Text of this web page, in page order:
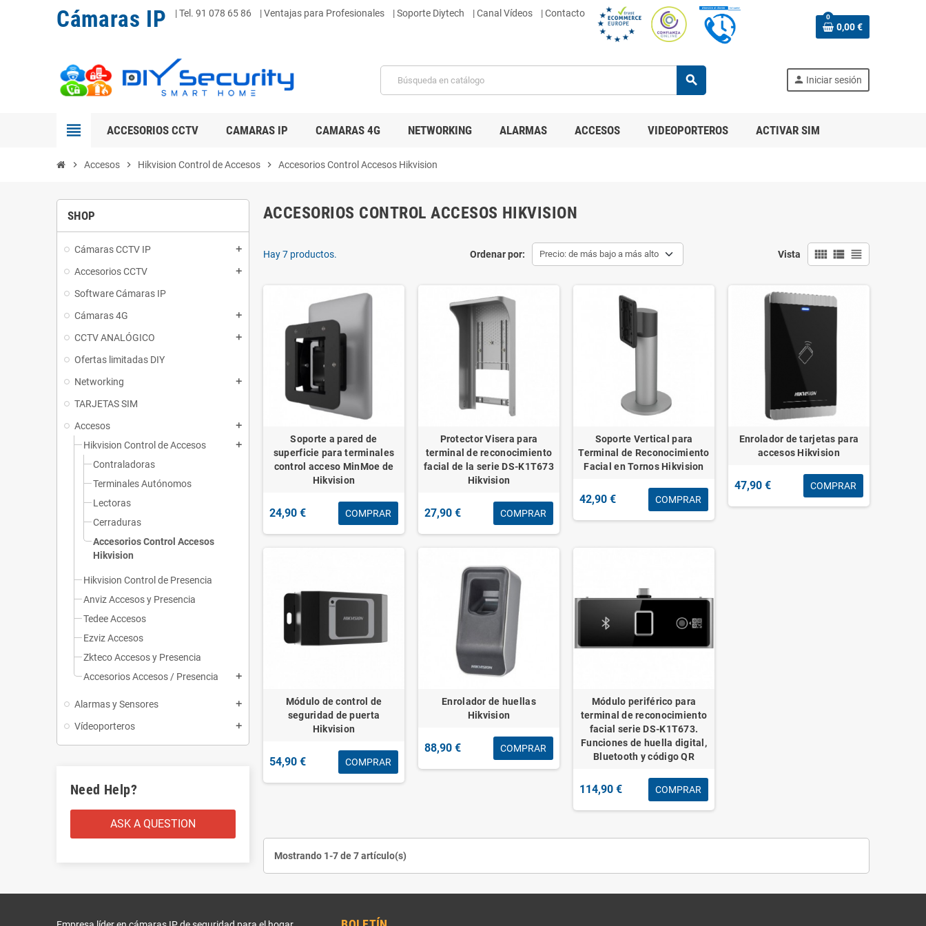
Cámaras IP |Tel. 91 078 65 86 | Ventajas para Profesionales | Soporte Diytech | Canal Vídeos | Contacto 0
0,00 €
search person Iniciar sesión
view_headline ACCESORIOS CCTV CAMARAS IP CAMARAS 4G NETWORKING ALARMAS ACCESOS VIDEOPORTEROS ACTIVAR SIM
chevron_right Accesos chevron_right Hikvision Control de Accesos chevron_right Accesorios Control Accesos Hikvision
SHOP
Cámaras CCTV IP add
Accesorios CCTV add
Software Cámaras IP
Cámaras 4G
add
CCTV ANALÓGICO add
Ofertas limitadas DIY
Networking
add
TARJETAS SIM
Accesos
add
Hikvision Control de Accesos add
Contraladoras
Terminales Autónomos
Lectoras
Cerraduras
Accesorios Control Accesos
Hikvision
Hikvision Control de Presencia
Anviz Accesos y Presencia
Tedee Accesos
Ezviz Accesos
Zkteco Accesos y Presencia
Accesorios Accesos / Presencia
add
Alarmas y Sensores add
Vídeoporteros add
Need Help?
ASK A QUESTION
ACCESORIOS CONTROL ACCESOS HIKVISION
Ordenar por: Precio: de más bajo a más alto Vista view_comfy view_list view_headline
Hay 7 productos.
Soporte a pared de
superficie para terminales
control acceso MinMoe de
Hikvision
24,90 € COMPRAR
Protector Visera para
terminal de reconocimiento
facial de la serie DS-K1T673
Hikvision
27,90 € COMPRAR
Soporte Vertical para
Terminal de Reconocimiento
Facial en Tornos Hikvision
42,90 € COMPRAR
Enrolador de tarjetas para
accesos Hikvision
47,90 € COMPRAR
Módulo de control de
seguridad de puerta
Hikvision
54,90 € COMPRAR
Enrolador de huellas
Hikvision
88,90 € COMPRAR
Módulo periférico para
terminal de reconocimiento
facial serie DS-K1T673.
Funciones de huella digital,
Bluetooth y código QR
114,90 € COMPRAR
Mostrando 1-7 de 7 artículo(s)